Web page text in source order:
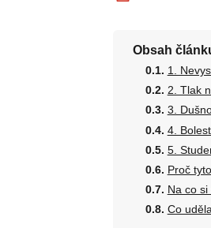
Obsah
1.
2. Tlak
3.
4.
5.
Proč
Na co
Co